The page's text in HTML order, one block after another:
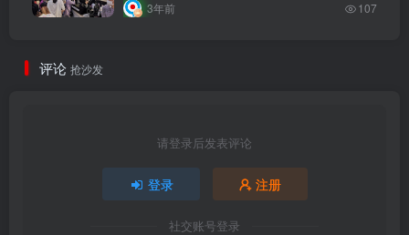
3年前 107
评论 抢沙发
请登录后发表评论
登录 注册
社交账号登录